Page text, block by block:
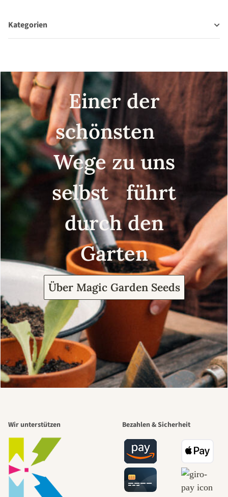
Kategorien
Einer der
schönsten
Wege zu uns
selbst führt
durch den
Garten
Über Magic Garden Seeds
Wir unterstützen Bezahlen & Sicherheit